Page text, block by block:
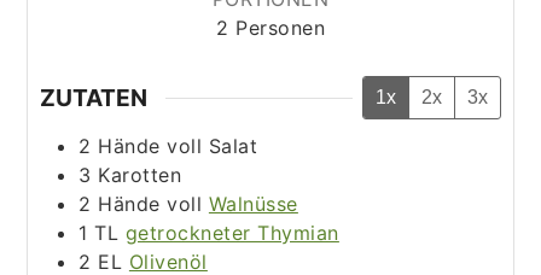
2 Personen
ZUTATEN 1x 2x 3x
2 Hände voll Salat
3 Karotten
2 Hände voll Walnüsse
1 TL getrockneter Thymian
2 EL Olivenöl